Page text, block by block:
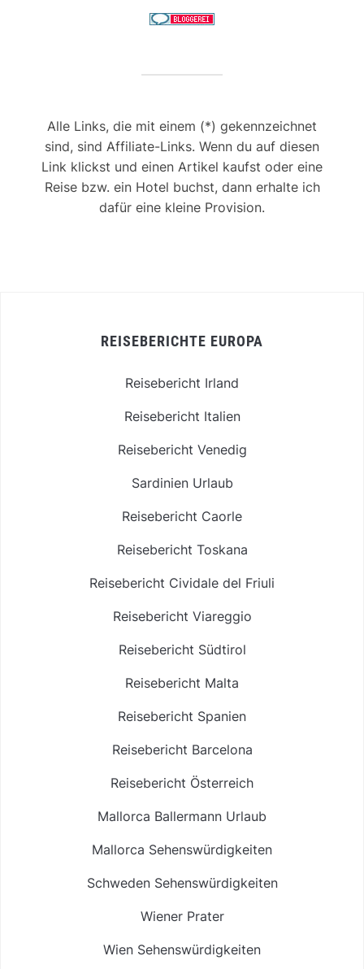
Alle Links, die mit einem (*) gekennzeichnet
sind, sind Affiliate-Links. Wenn du auf diesen
Link klickst und einen Artikel kaufst oder eine
Reise bzw. ein Hotel buchst, dann erhalte ich
dafür eine kleine Provision.
REISEBERICHTE EUROPA
Reisebericht Irland
Reisebericht Italien
Reisebericht Venedig
Sardinien Urlaub
Reisebericht Caorle
Reisebericht Toskana
Reisebericht Cividale del Friuli
Reisebericht Viareggio
Reisebericht Südtirol
Reisebericht Malta
Reisebericht Spanien
Reisebericht Barcelona
Reisebericht Österreich
Mallorca Ballermann Urlaub
Mallorca Sehenswürdigkeiten
Schweden Sehenswürdigkeiten
Wiener Prater
Wien Sehenswürdigkeiten